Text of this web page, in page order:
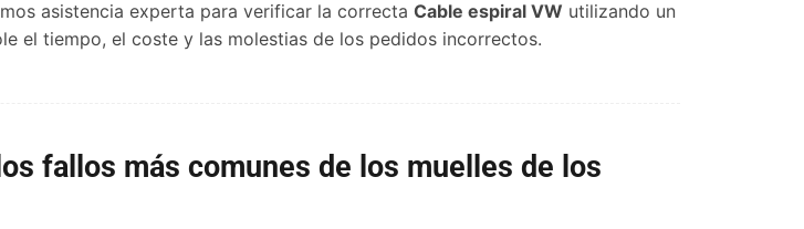
asistencia experta para verificar la correcta Cable espiral VW utilizando un
el tiempo, el coste y las molestias de los pedidos incorrectos.
fallos más comunes de los muelles de los